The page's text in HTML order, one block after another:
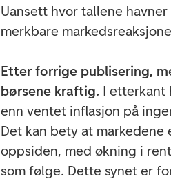
Uansett hvor tallene
merkbare
Etter forrige publisering,
børsene kraftig. I etterkant
enn ventet inflasjon på
Det kan bety at markedene
oppsiden, med økning i
som følge. Dette synet er